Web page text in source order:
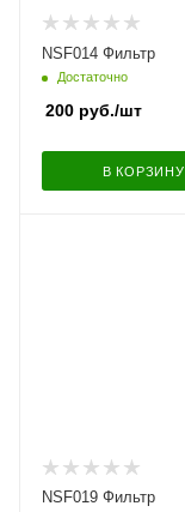
NSF014 Фильтр
Достаточно
200 руб./шт
В КОРЗИНУ
NSF019 Фильтр